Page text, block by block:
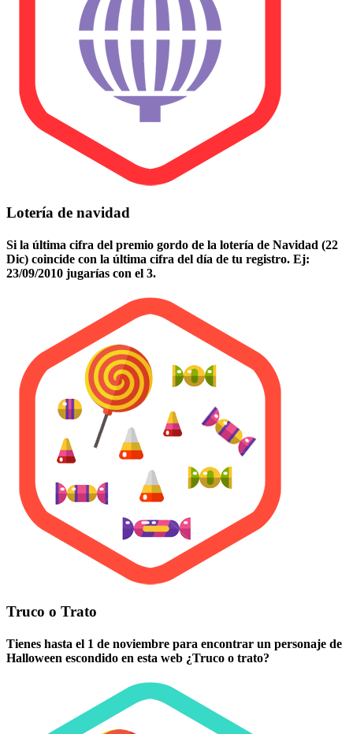
Lotería de navidad
Si la última cifra del premio gordo de la lotería de Navidad (22
Dic) coincide con la última cifra del día de tu registro. Ej:
23/09/2010 jugarías con el 3.
Truco o Trato
Tienes hasta el 1 de noviembre para encontrar un personaje de
Halloween escondido en esta web ¿Truco o trato?